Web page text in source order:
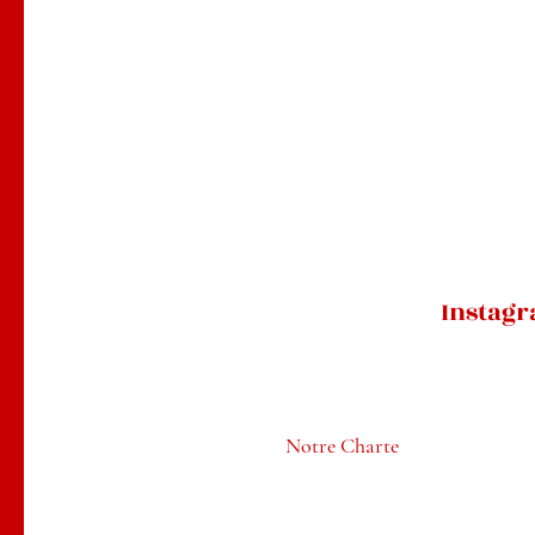
Notre Charte